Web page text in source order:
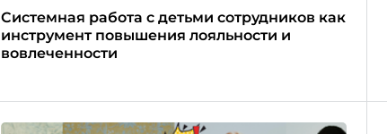
Системная работа с детьми сотрудников как
инструмент повышения лояльности и
вовлеченности